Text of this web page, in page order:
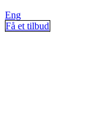
Eng
Få et tilbud